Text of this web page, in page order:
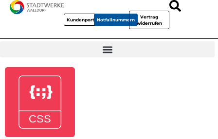
KundenportalNotfallnummern
Vertrag
widerrufen